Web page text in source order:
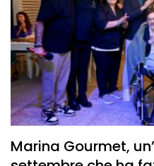
Marina Gourmet,